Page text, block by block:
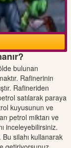
bulunan
Rafinerinin
Rafineriden
satılarak paraya
kuyusunun ve
petrol miktarı ve
inceleyebilirsiniz.
silahı kullanarak